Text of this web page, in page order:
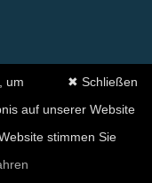
✖ Schließen
um
auf unserer Website
stimmen Sie